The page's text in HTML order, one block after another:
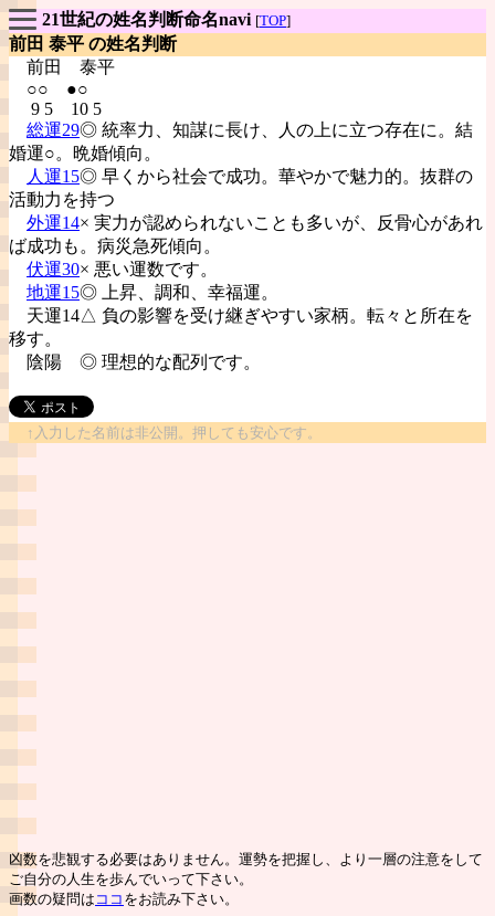
21世紀の姓名判断命名navi [TOP]
前田 泰平 の姓名判断
前田 泰平
○○ ●○
9 5 10 5
総運29◎ 統率力、知謀に長け、人の上に立つ存在に。結
婚運○。晩婚傾向。
人運15◎ 早くから社会で成功。華やかで魅力的。抜群の
活動力を持つ
外運14× 実力が認められないことも多いが、反骨心があれ
ば成功も。病災急死傾向。
伏運30× 悪い運数です。
地運15◎ 上昇、調和、幸福運。
天運14△ 負の影響を受け継ぎやすい家柄。転々と所在を
移す。
陰陽 ◎ 理想的な配列です。
↑入力した名前は非公開。押しても安心です。
凶数を悲観する必要はありません。運勢を把握し、より一層の注意をして
ご自分の人生を歩んでいって下さい。
画数の疑問は ココ をお読み下さい。